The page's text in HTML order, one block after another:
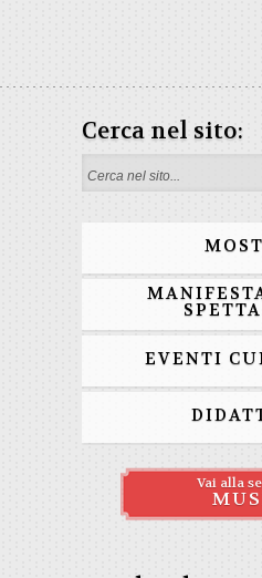
Cerca nel sito:
Search form
EVENTI
Vai alla